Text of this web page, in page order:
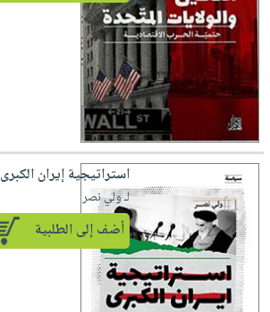
استراتيجية إيران الكبرى
لـ ولي نصر
أضف إلى الطلبية